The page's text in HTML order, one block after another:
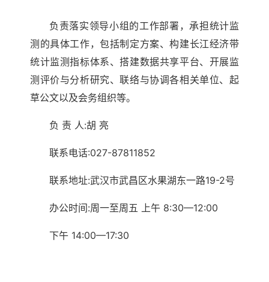
负责落实领导小组的工作部署，承担统计监
测的具体工作，包括制定方案、构建长江经济带
统计监测指标体系、搭建数据共享平台、开展监
测评价与分析研究、联络与协调各相关单位、起
草公文以及会务组织等。
负 责 人:胡 亮
联系电话:027-87811852
联系地址:武汉市武昌区水果湖东一路19-2号
办公时间:周一至周五 上午 8:30—12:00
下午 14:00—17:30